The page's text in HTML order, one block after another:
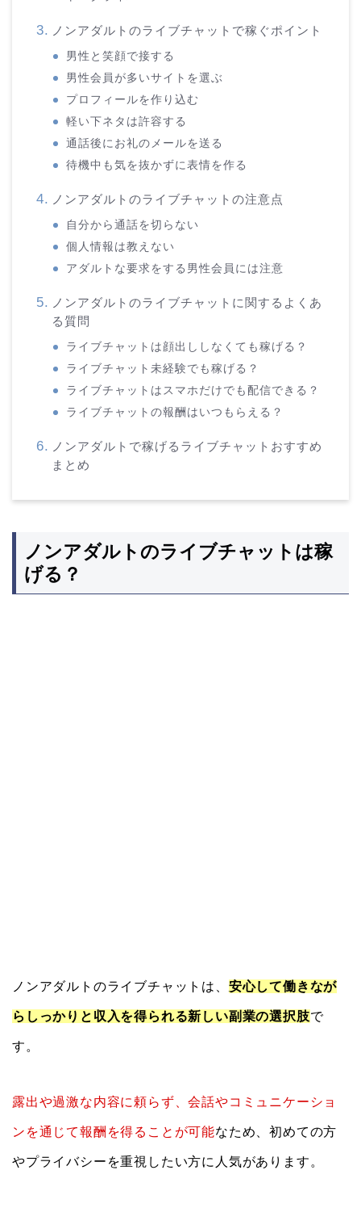
ノンアダルトのライブチャットで稼ぐポイント
男性と笑顔で接する
男性会員が多いサイトを選ぶ
プロフィールを作り込む
軽い下ネタは許容する
通話後にお礼のメールを送る
待機中も気を抜かずに表情を作る
ノンアダルトのライブチャットの注意点
自分から通話を切らない
個人情報は教えない
アダルトな要求をする男性会員には注意
ノンアダルトのライブチャットに関するよくあ
る質問
ライブチャットは顔出ししなくても稼げる？
ライブチャット未経験でも稼げる？
ライブチャットはスマホだけでも配信できる？
ライブチャットの報酬はいつもらえる？
ノンアダルトで稼げるライブチャットおすすめ
まとめ
ノンアダルトのライブチャットは稼
げる？
ノンアダルトのライブチャットは、 安心して働きなが
らしっかりと収入を得られる新しい副業の選択肢で
す。
露出や過激な内容に頼らず、会話やコミュニケーショ
ンを通じて報酬を得ることが可能なため、初めての方
やプライバシーを重視したい方に人気があります。